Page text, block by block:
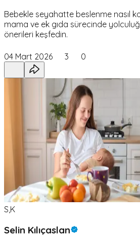
Bebekle seyahatte beslenme nasıl
mama ve ek gıda sürecinde
önerileri keşfedin.
04 Mart 2026 3 0
S,K
Selin Kılıçaslan